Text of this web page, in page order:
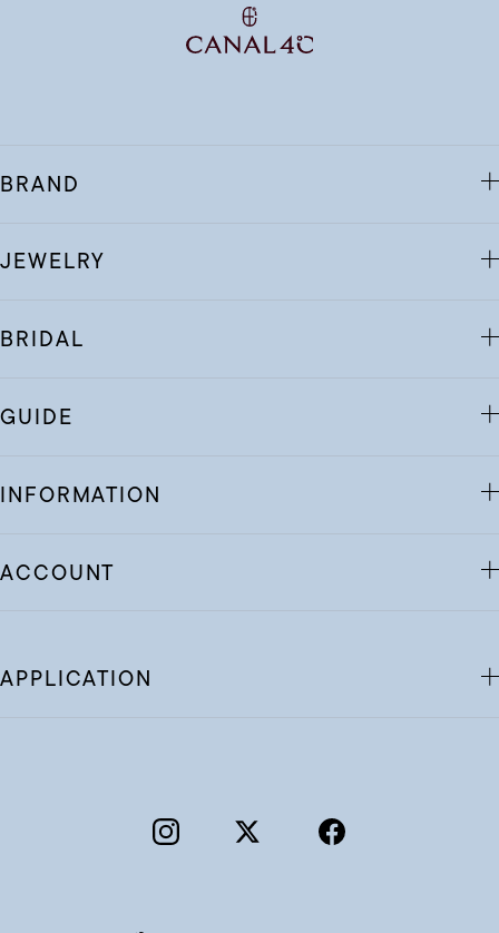
BRAND
JEWELRY
BRIDAL
GUIDE
INFORMATION
ACCOUNT
APPLICATION